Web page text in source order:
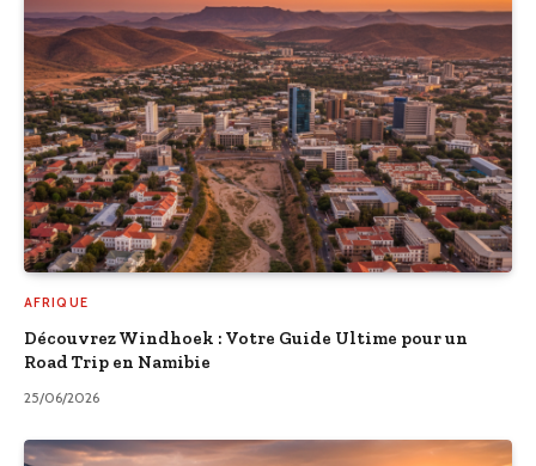
AFRIQUE
Découvrez Windhoek : Votre Guide Ultime pour un
Road Trip en Namibie
25/06/2026